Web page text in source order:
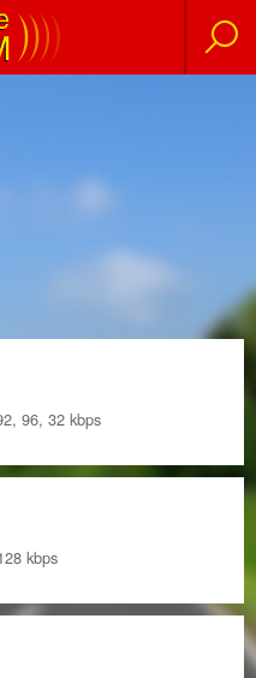
96, 32 kbps
kbps